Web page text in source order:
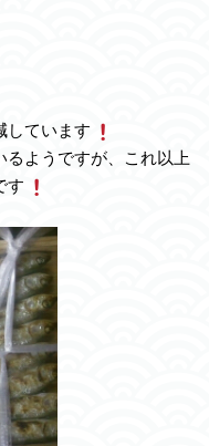
しています
ようですが、これ以上
す